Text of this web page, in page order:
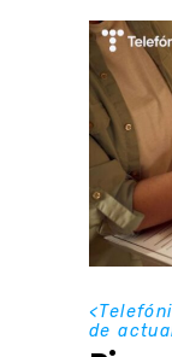
<
de